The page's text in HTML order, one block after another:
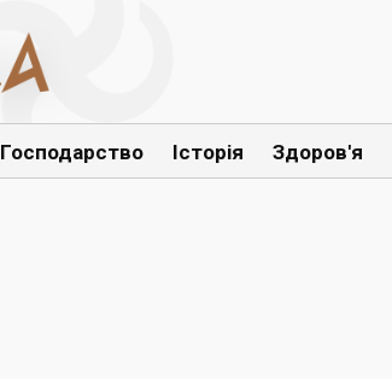
Господарство Історія Здоров'я